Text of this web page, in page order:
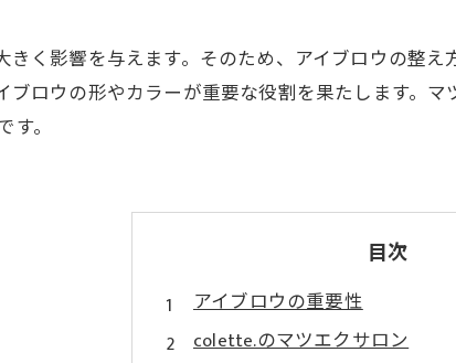
く影響を与えます。そのため、アイブロウの整
ブロウの形やカラーが重要な役割を果たします。
。
目次
アイブロウの重要性
colette.のマツエクサロン